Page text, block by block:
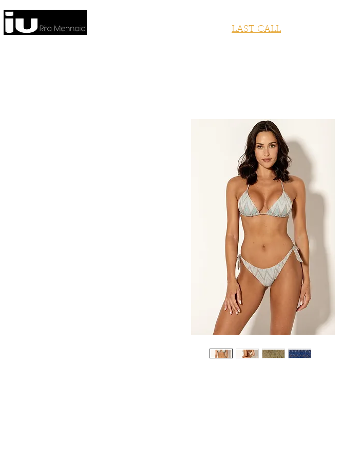
LAST CALL
COSTUMI DA BAGNO